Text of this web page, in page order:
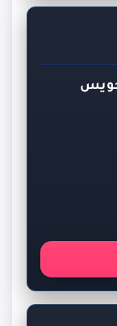
حويس